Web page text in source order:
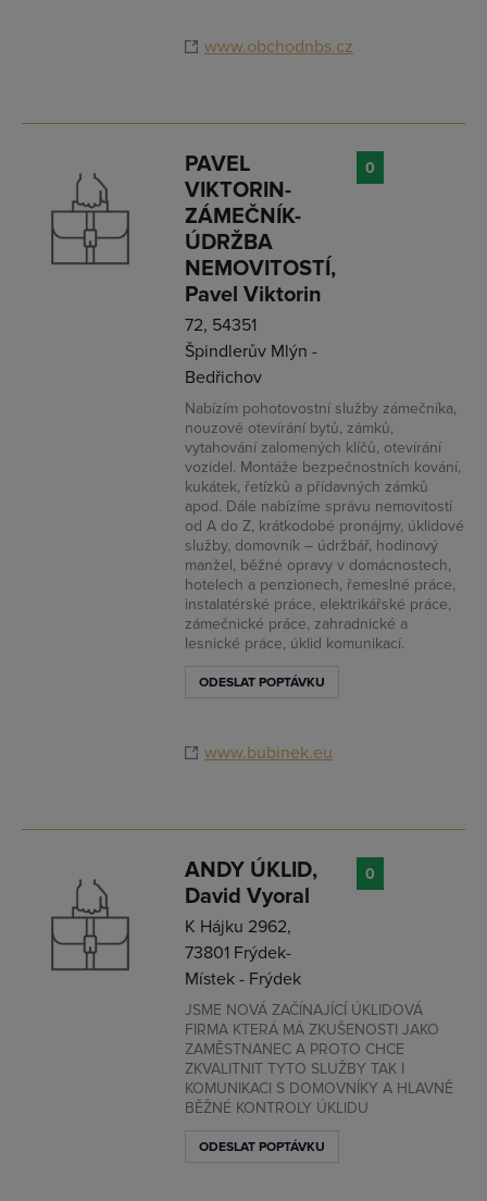
www.obchodnbs.cz
PAVEL
VIKTORIN-
ZÁMEČNÍK-
ÚDRŽBA
NEMOVITOSTÍ,
Pavel Viktorin
72, 54351
Špindlerův Mlýn -
Bedřichov
Nabízím pohotovostní služby zámečníka,
nouzové otevírání bytů, zámků,
vytahování zalomených klíčů, otevírání
vozidel. Montáže bezpečnostních kování,
kukátek, řetízků a přídavných zámků
apod. Dále nabízíme správu nemovitostí
od A do Z, krátkodobé pronájmy, úklidové
služby, domovník – údržbář, hodinový
manžel, běžné opravy v domácnostech,
hotelech a penzionech, řemeslné práce,
instalatérské práce, elektrikářské práce,
zámečnické práce, zahradnické a
lesnické práce, úklid komunikací.
ODESLAT POPTÁVKU
www.bubinek.eu
0
ANDY ÚKLID,
David Vyoral
K Hájku 2962,
73801 Frýdek-
Místek - Frýdek
JSME NOVÁ ZAČÍNAJÍCÍ ÚKLIDOVÁ
FIRMA KTERÁ MÁ ZKUŠENOSTI JAKO
ZAMĚSTNANEC A PROTO CHCE
ZKVALITNIT TYTO SLUŽBY TAK I
KOMUNIKACI S DOMOVNÍKY A HLAVNĚ
BĚŽNÉ KONTROLY ÚKLIDU
ODESLAT POPTÁVKU
0